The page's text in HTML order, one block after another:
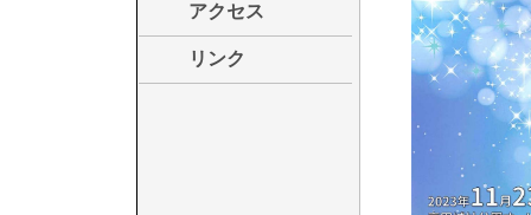
アクセス
リンク